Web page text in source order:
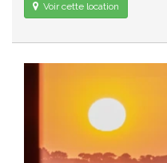
Voir cette location